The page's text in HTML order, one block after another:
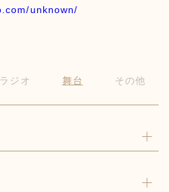
unknown/
ラジオ 舞台 その他